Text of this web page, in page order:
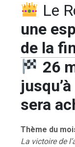
Le
une
de la
26
sera
Thème du
La victoire de